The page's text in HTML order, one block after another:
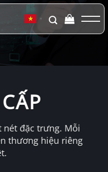
▼
nét đặc trưng. Mỗi
thương hiệu riêng